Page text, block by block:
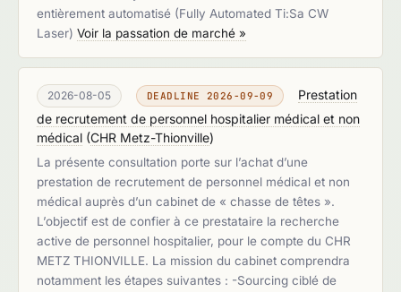
entièrement automatisé (Fully Automated Ti:Sa CW
Laser) Voir la passation de marché »
2026-08-05 DEADLINE 2026-09-09
Prestation
de recrutement de personnel hospitalier médical et non
médical (CHR Metz-Thionville)
La présente consultation porte sur l’achat d’une
prestation de recrutement de personnel médical et non
médical auprès d’un cabinet de « chasse de têtes ».
L’objectif est de confier à ce prestataire la recherche
active de personnel hospitalier, pour le compte du CHR
METZ THIONVILLE. La mission du cabinet comprendra
notamment les étapes suivantes : -Sourcing ciblé de